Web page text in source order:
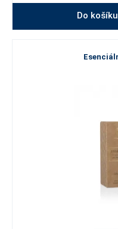
Do košíku